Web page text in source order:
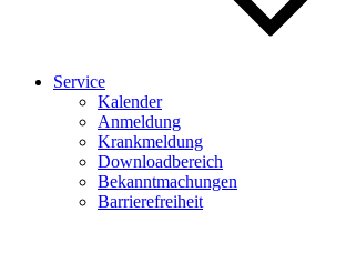
Service
Kalender
Anmeldung
Krankmeldung
Downloadbereich
Bekanntmachungen
Barrierefreiheit